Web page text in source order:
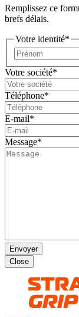
Remplissez ce
brefs délais.
Votre identité*
Votre société*
Téléphone*
E-mail*
Message*
Envoyer
Close